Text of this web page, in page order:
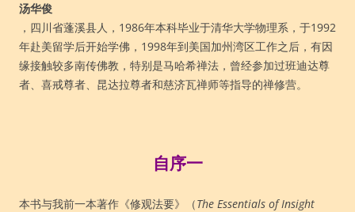
汤华俊
，四川省蓬溪县人，1986年本科毕业于清华大学物理系，于1992
年赴美留学后开始学佛，1998年到美国加州湾区工作之后，有因
缘接触较多南传佛教，特别是马哈希禅法，曾经参加过班迪达尊
者、喜戒尊者、昆达拉尊者和慈济瓦禅师等指导的禅修营。
自序一
本书与我前一本著作《修观法要》（The Essentials of Insight